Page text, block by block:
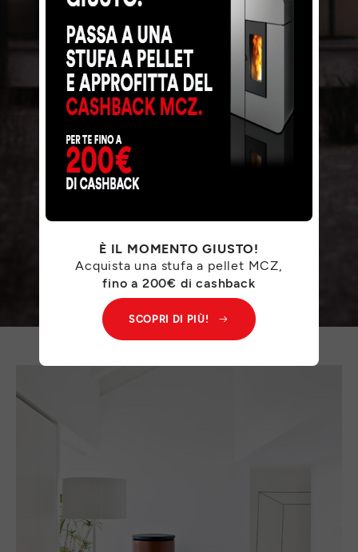
È IL MOMENTO GIUSTO!
Acquista una stufa a pellet MCZ,
fino a 200€ di cashback
SCOPRI DI PIÙ!